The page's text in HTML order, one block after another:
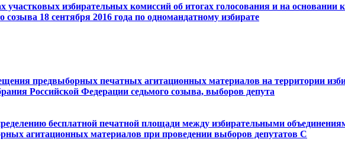
участковых избирательных комиссий об итогах голосования и на основании
18 сентября 2016 года по одномандатному избирате
предвыборных печатных агитационных материалов на территории
Российской Федерации седьмого созыва, выборов депута
бесплатной печатной площади между избирательными
агитационных материалов при проведении выборов депутатов С